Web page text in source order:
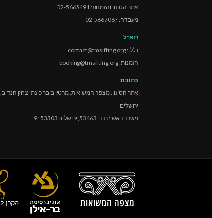
אתר הסינון והזמנות: 02-5665491
מעבדה: 02-5667067
דוא"ל
כללי: contact@tmsifting.org
הזמנות: booking@tmsifting.org
כתובת
אתר הסינון: מצפה המשואות, מרטין בובר פינת יצחק הנדיב,
ירושלים
משרד ראשי: ת.ד. 53463, ירושלים 9153303